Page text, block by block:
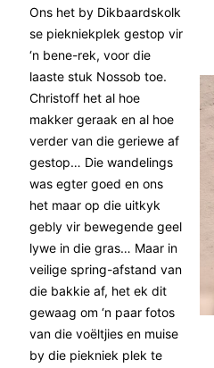
Ons het by Dikbaardskolk
se piekniekplek gestop vir
‘n bene-rek, voor die
laaste stuk Nossob toe.
Christoff het al hoe
makker geraak en al hoe
verder van die geriewe af
gestop… Die wandelings
was egter goed en ons
het maar op die uitkyk
gebly vir bewegende geel
lywe in die gras… Maar in
veilige spring-afstand van
die bakkie af, het ek dit
gewaag om ‘n paar fotos
van die voëltjies en muise
by die piekniek plek te